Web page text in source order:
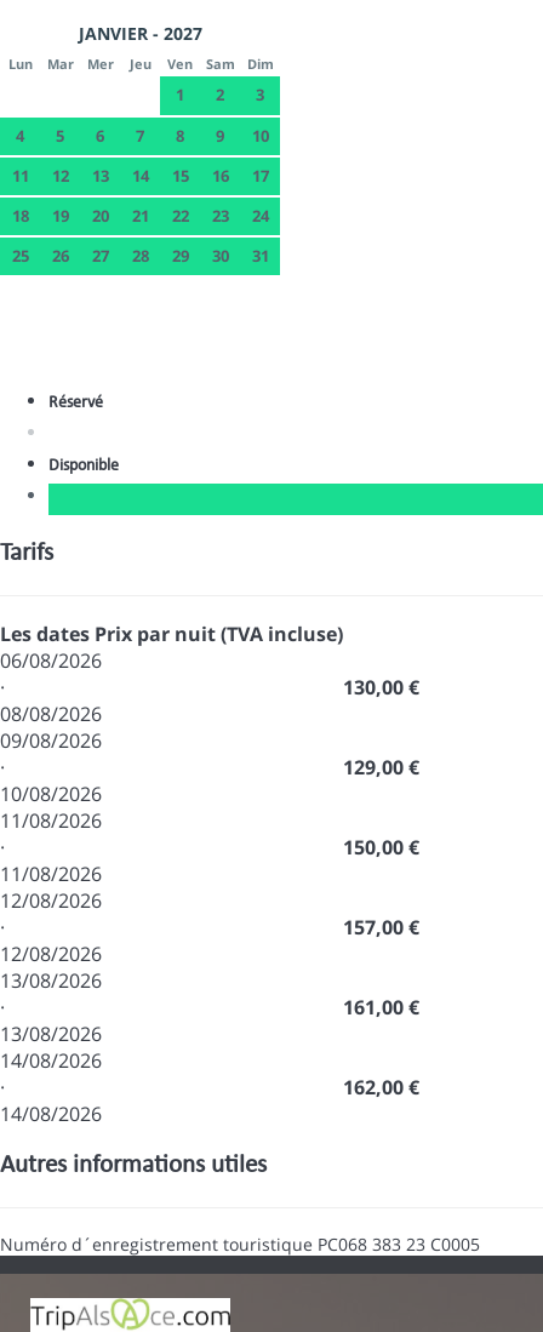
JANVIER - 2027
Lun Mar Mer Jeu Ven Sam Dim
1 2
3
4
5 6 7 8 9
10
11
12 13 14 15 16
17
18
19 20 21 22 23
24
25
26 27 28 29 30 31
Réservé
Disponible
Tarifs
Les dates Prix par nuit (TVA incluse)
06/08/2026
·
08/08/2026
130,00 €
09/08/2026
·
10/08/2026
129,00 €
11/08/2026
·
11/08/2026
150,00 €
12/08/2026
·
12/08/2026
157,00 €
13/08/2026
·
13/08/2026
161,00 €
14/08/2026
·
14/08/2026
162,00 €
Autres informations utiles
Numéro d´enregistrement touristique PC068 383 23 C0005